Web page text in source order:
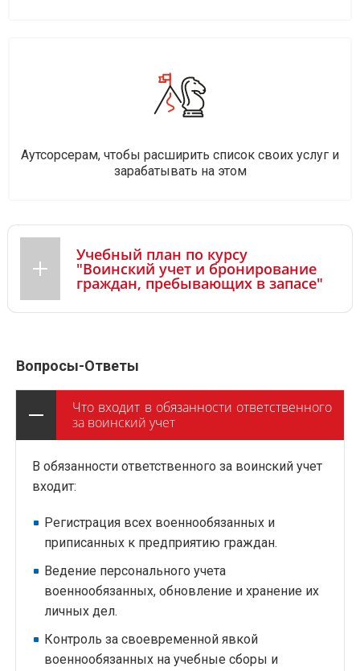
Аутсорсерам, чтобы расширить список своих услуг и
зарабатывать на этом
Учебный план по курсу
"Воинский учет и бронирование
граждан, пребывающих в запасе"
Вопросы-Ответы
Что входит в обязанности ответственного
за воинский учет
В обязанности ответственного за воинский учет
входит:
Регистрация всех военнообязанных и
приписанных к предприятию граждан.
Ведение персонального учета
военнообязанных, обновление и хранение их
личных дел.
Контроль за своевременной явкой
военнообязанных на учебные сборы и